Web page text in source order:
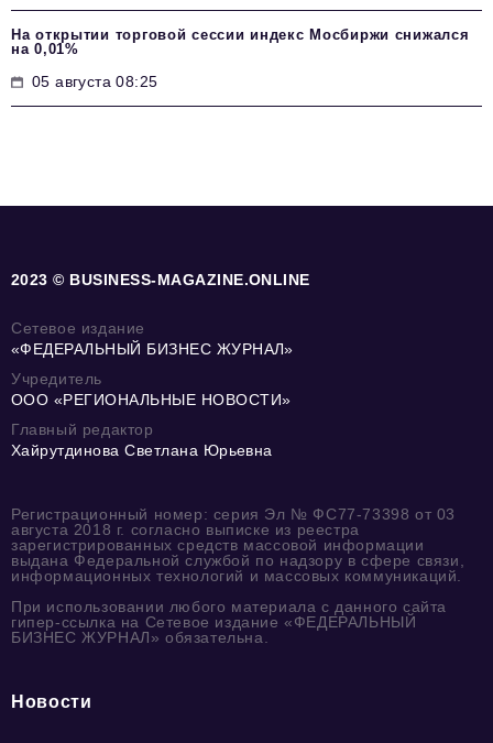
На открытии торговой сессии индекс Мосбиржи снижался
на 0,01%
05 августа 08:25
2023 © BUSINESS-MAGAZINE.ONLINE
Сетевое издание
«ФЕДЕРАЛЬНЫЙ БИЗНЕС ЖУРНАЛ»
Учредитель
ООО «РЕГИОНАЛЬНЫЕ НОВОСТИ»
Главный редактор
Хайрутдинова Светлана Юрьевна
Регистрационный номер: серия Эл № ФС77-73398 от 03
августа 2018 г. согласно выписке из реестра
зарегистрированных средств массовой информации
выдана Федеральной службой по надзору в сфере связи,
информационных технологий и массовых коммуникаций.
При использовании любого материала с данного сайта
гипер-ссылка на Сетевое издание «ФЕДЕРАЛЬНЫЙ
БИЗНЕС ЖУРНАЛ» обязательна.
Новости